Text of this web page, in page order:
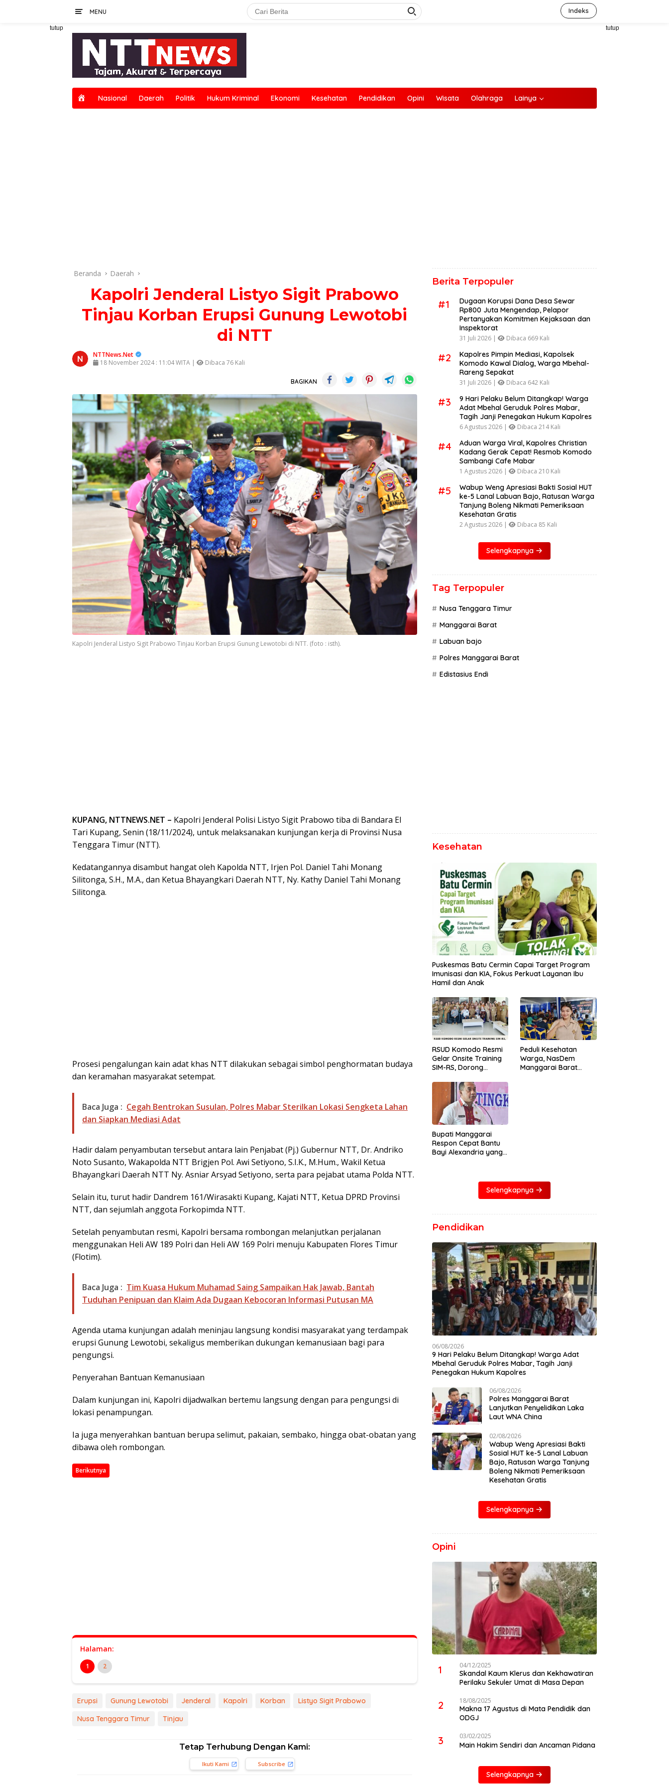
MENU Indeks
tutup tutup
o
Nasional Daerah Politik Hukum Kriminal Ekonomi Kesehatan Pendidikan Opini Wisata Olahraga Lainya
Beranda Daerah
Kapolri Jenderal Listyo Sigit Prabowo
Tinjau Korban Erupsi Gunung Lewotobi
di NTT
NTTNews.Net
18 November 2024 : 11:04 WITA |
Dibaca 76 Kali
BAGIKAN
Kapolri Jenderal Listyo Sigit Prabowo Tinjau Korban Erupsi Gunung Lewotobi di NTT. (foto : isth).
KUPANG, NTTNEWS.NET – Kapolri Jenderal Polisi Listyo Sigit Prabowo tiba di Bandara El
Tari Kupang, Senin (18/11/2024), untuk melaksanakan kunjungan kerja di Provinsi Nusa
Tenggara Timur (NTT).
Kedatangannya disambut hangat oleh Kapolda NTT, Irjen Pol. Daniel Tahi Monang
Silitonga, S.H., M.A., dan Ketua Bhayangkari Daerah NTT, Ny. Kathy Daniel Tahi Monang
Silitonga.
Prosesi pengalungan kain adat khas NTT dilakukan sebagai simbol penghormatan budaya
dan keramahan masyarakat setempat.
Baca Juga : Cegah Bentrokan Susulan, Polres Mabar Sterilkan Lokasi Sengketa Lahan
dan Siapkan Mediasi Adat
Hadir dalam penyambutan tersebut antara lain Penjabat (Pj.) Gubernur NTT, Dr. Andriko
Noto Susanto, Wakapolda NTT Brigjen Pol. Awi Setiyono, S.I.K., M.Hum., Wakil Ketua
Bhayangkari Daerah NTT Ny. Asniar Arsyad Setiyono, serta para pejabat utama Polda NTT.
Selain itu, turut hadir Dandrem 161/Wirasakti Kupang, Kajati NTT, Ketua DPRD Provinsi
NTT, dan sejumlah anggota Forkopimda NTT.
Setelah penyambutan resmi, Kapolri bersama rombongan melanjutkan perjalanan
menggunakan Heli AW 189 Polri dan Heli AW 169 Polri menuju Kabupaten Flores Timur
(Flotim).
Baca Juga : Tim Kuasa Hukum Muhamad Saing Sampaikan Hak Jawab, Bantah
Tuduhan Penipuan dan Klaim Ada Dugaan Kebocoran Informasi Putusan MA
Agenda utama kunjungan adalah meninjau langsung kondisi masyarakat yang terdampak
erupsi Gunung Lewotobi, sekaligus memberikan dukungan kemanusiaan bagi para
pengungsi.
Penyerahan Bantuan Kemanusiaan
Dalam kunjungan ini, Kapolri dijadwalkan bertemu langsung dengan para pengungsi di
lokasi penampungan.
Ia juga menyerahkan bantuan berupa selimut, pakaian, sembako, hingga obat-obatan yang
dibawa oleh rombongan.
Berikutnya
Halaman:
1 2
Erupsi Gunung Lewotobi Jenderal Kapolri Korban
Listyo Sigit Prabowo
Nusa Tenggara Timur
Tinjau
Tetap Terhubung Dengan Kami:
Ikuti Kami Subscribe
Berita Terpopuler
#1
Dugaan Korupsi Dana Desa Sewar
Rp800 Juta Mengendap, Pelapor
Pertanyakan Komitmen Kejaksaan dan
Inspektorat
31 Juli 2026 | Dibaca 669 Kali
#2
Kapolres Pimpin Mediasi, Kapolsek
Komodo Kawal Dialog, Warga Mbehal-
Rareng Sepakat
31 Juli 2026 | Dibaca 642 Kali
#3
9 Hari Pelaku Belum Ditangkap! Warga
Adat Mbehal Geruduk Polres Mabar,
Tagih Janji Penegakan Hukum Kapolres
6 Agustus 2026 | Dibaca 214 Kali
#4
Aduan Warga Viral, Kapolres Christian
Kadang Gerak Cepat! Resmob Komodo
Sambangi Cafe Mabar
1 Agustus 2026 | Dibaca 210 Kali
#5
Wabup Weng Apresiasi Bakti Sosial HUT
ke-5 Lanal Labuan Bajo, Ratusan Warga
Tanjung Boleng Nikmati Pemeriksaan
Kesehatan Gratis
2 Agustus 2026 | Dibaca 85 Kali
Selengkapnya
Tag Terpopuler
Nusa Tenggara Timur
Manggarai Barat
Labuan bajo
Polres Manggarai Barat
Edistasius Endi
Kesehatan
Puskesmas Batu Cermin Capai Target Program
Imunisasi dan KIA, Fokus Perkuat Layanan Ibu
Hamil dan Anak
RSUD Komodo Resmi
Gelar Onsite Training
SIM-RS, Dorong
Layanan Kesehatan
Peduli Kesehatan
Warga, NasDem
Manggarai Barat
Bupati Manggarai
Respon Cepat Bantu
Bayi Alexandria yang
Selengkapnya
Pendidikan
06/08/2026
9 Hari Pelaku Belum Ditangkap! Warga Adat
Mbehal Geruduk Polres Mabar, Tagih Janji
Penegakan Hukum Kapolres
06/08/2026
Polres Manggarai Barat
Lanjutkan Penyelidikan Laka
Laut WNA China
02/08/2026
Wabup Weng Apresiasi Bakti
Sosial HUT ke-5 Lanal Labuan
Bajo, Ratusan Warga Tanjung
Boleng Nikmati Pemeriksaan
Kesehatan Gratis
Selengkapnya
Opini
1 04/12/2025
Skandal Kaum Klerus dan Kekhawatiran
Perilaku Sekuler Umat di Masa Depan
2 18/08/2025
Makna 17 Agustus di Mata Pendidik dan
ODGJ
3 03/02/2025
Main Hakim Sendiri dan Ancaman Pidana
Selengkapnya